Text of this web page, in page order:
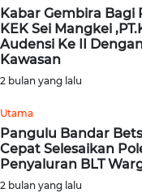
Kabar Gembira Bagi
KEK Sei Mangkei
Audensi Ke II
Kawasan
2 bulan yang lalu
Utama
Pangulu Bandar
Cepat Selesaikan
Penyaluran BLT
2 bulan yang lalu